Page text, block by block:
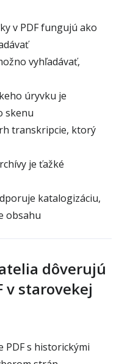
v PDF fungujú ako
vyhľadávať,
úryvku je
skenu
transkripcie, ktorý
je ťažké
katalogizáciu,
obsahu
dôverujú
v starovekej
s historickými